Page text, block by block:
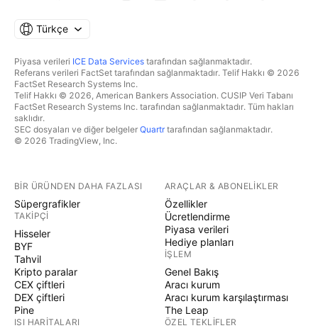
Türkçe
Piyasa verileri ICE Data Services tarafından sağlanmaktadır.
Referans verileri FactSet tarafından sağlanmaktadır. Telif Hakkı © 2026
FactSet Research Systems Inc.
Telif Hakkı © 2026, American Bankers Association. CUSIP Veri Tabanı
FactSet Research Systems Inc. tarafından sağlanmaktadır. Tüm hakları
saklıdır.
SEC dosyaları ve diğer belgeler Quartrtarafından sağlanmaktadır.
© 2026 TradingView, Inc.
BIR ÜRÜNDEN DAHA FAZLASI
Süpergrafikler
TAKIPÇI
Hisseler
BYF
Tahvil
Kripto paralar
CEX çiftleri
DEX çiftleri
Pine
ISI HARITALARI
ARAÇLAR & ABONELIKLER
Özellikler
Ücretlendirme
Piyasa verileri
Hediye planları
İŞLEM
Genel Bakış
Aracı kurum
Aracı kurum karşılaştırması
The Leap
ÖZEL TEKLIFLER